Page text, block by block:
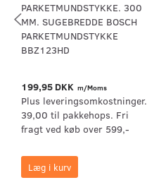
PARKETMUNDSTYKKE. 300
MM. SUGEBREDDE BOSCH
PARKETMUNDSTYKKE
BBZ123HD
199,95 DKK m/Moms
Plus leveringsomkostninger.
39,00 til pakkehops. Fri
fragt ved køb over 599,-
Læg i kurv